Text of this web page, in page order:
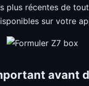
plus récentes de
sur votre
avant